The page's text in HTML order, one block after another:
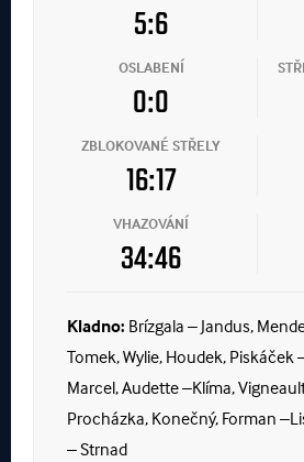
5:6
OSLABENÍ
0:0
ZBLOKOVANÉ STŘELY
16:17
VHAZOVÁNÍ
34:46
Kladno: Brízgala – Jandus,
Tomek, Wylie, Houdek, Piskáček
Marcel, Audette –Klíma,
Procházka, Konečný, Forman
– Strnad